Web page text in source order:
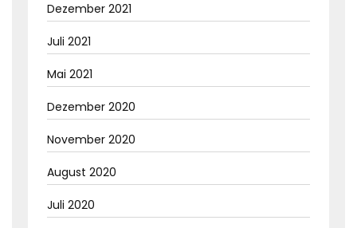
Dezember 2021
Juli 2021
Mai 2021
Dezember 2020
November 2020
August 2020
Juli 2020